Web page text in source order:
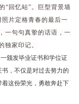
“回忆站”。巨型背景墙
片定格青春的最后一
一句句真挚的话语，一
独家印记。
颁发毕业证书和学位证
，不仅是对过去努力的
这份荣光，勇敢奔赴下